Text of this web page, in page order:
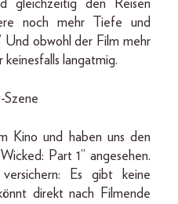
gleichzeitig den Reisen
noch mehr Tiefe und
Und obwohl der Film mehr
keinesfalls langatmig.
Szene
Kino und haben uns den
Part 1” angesehen.
Es gibt keine
direkt nach Filmende